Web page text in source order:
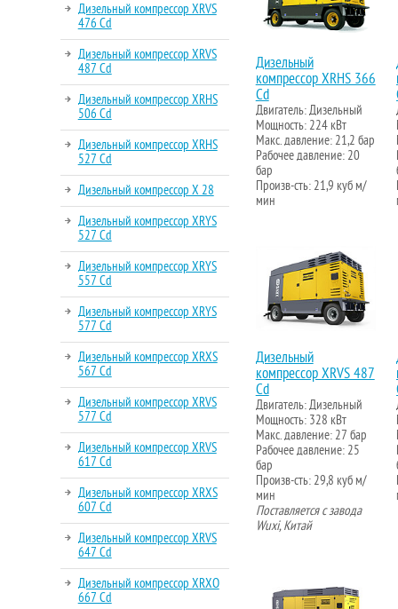
Дизельный компрессор XRVS
476 Cd
Дизельный компрессор XRVS
487 Cd
Дизельный компрессор XRHS
506 Cd
Дизельный компрессор XRHS
527 Cd
Дизельный компрессор X 28
Дизельный компрессор XRYS
527 Cd
Дизельный компрессор XRYS
557 Cd
Дизельный компрессор XRYS
577 Cd
Дизельный компрессор XRXS
567 Cd
Дизельный компрессор XRVS
577 Cd
Дизельный компрессор XRVS
617 Cd
Дизельный компрессор XRXS
607 Cd
Дизельный компрессор XRVS
647 Cd
Дизельный компрессор XRXO
667 Cd
Дизельный
компрессор XRHS 366
Cd
Двигатель: Дизельный
Мощность: 224 кВт
Макс. давление: 21,2 бар
Рабочее давление: 20
бар
Произв-сть: 21,9 куб м/
мин
Дизельный
компрессор XRVS 487
Cd
Двигатель: Дизельный
Мощность: 328 кВт
Макс. давление: 27 бар
Рабочее давление: 25
бар
Произв-сть: 29,8 куб м/
мин
Поставляется с завода
Wuxi, Китай